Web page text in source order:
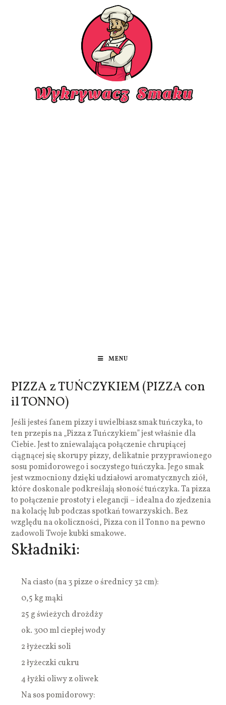
MENU
PIZZA z TUŃCZYKIEM (PIZZA con
il TONNO)
Jeśli jesteś fanem pizzy i uwielbiasz smak tuńczyka, to
ten przepis na „Pizza z Tuńczykiem” jest właśnie dla
Ciebie. Jest to zniewalająca połączenie chrupiącej
ciągnącej się skorupy pizzy, delikatnie przyprawionego
sosu pomidorowego i soczystego tuńczyka. Jego smak
jest wzmocniony dzięki udziałowi aromatycznych ziół,
które doskonale podkreślają słoność tuńczyka. Ta pizza
to połączenie prostoty i elegancji – idealna do zjedzenia
na kolację lub podczas spotkań towarzyskich. Bez
względu na okoliczności, Pizza con il Tonno na pewno
zadowoli Twoje kubki smakowe.
Składniki:
Na ciasto (na 3 pizze o średnicy 32 cm):
0,5 kg mąki
25 g świeżych drożdży
ok. 300 ml ciepłej wody
2 łyżeczki soli
2 łyżeczki cukru
4 łyżki oliwy z oliwek
Na sos pomidorowy: